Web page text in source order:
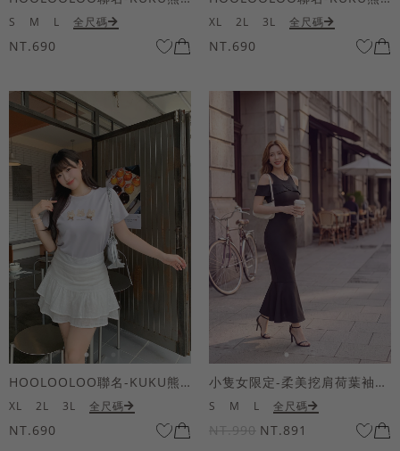
S M L 全尺碼
NT.690
XL 2L 3L 全尺碼
NT.690
HOOLOOLOO聯名-KUKU熊蝴蝶結短袖上衣
XL 2L 3L 全尺碼
NT.690
小隻女限定-柔美挖肩荷葉袖魚尾長洋裝
S M L 全尺碼
NT.990 NT.891